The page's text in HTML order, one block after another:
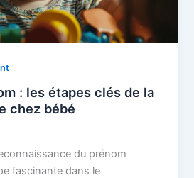
: les étapes clés de la
chez bébé
du prénom
fascinante dans le